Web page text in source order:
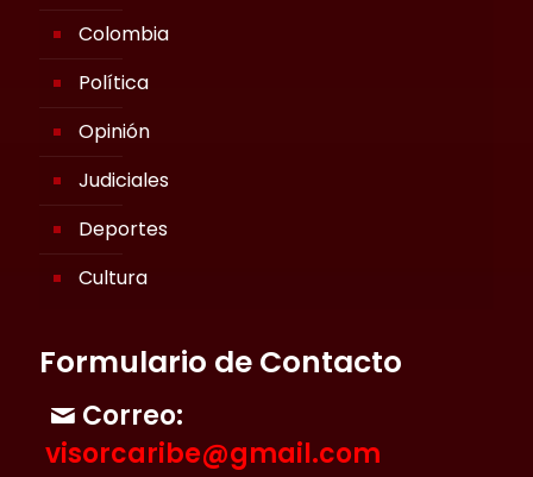
Colombia
Política
Opinión
Judiciales
Deportes
Cultura
Formulario de Contacto
Correo:
visorcaribe@gmail.com